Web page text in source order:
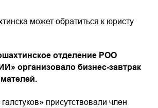
может обратиться к юристу
отделение РОО
организовало бизнес-завтрак
присутствовали член